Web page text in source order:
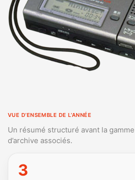
VUE D’ENSEMBLE DE L’ANNÉE
Un résumé structuré avant la
d’archive associés.
3